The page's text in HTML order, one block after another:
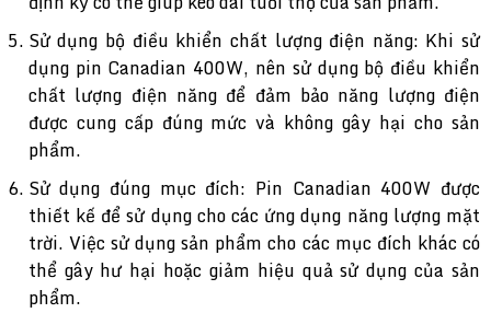
Sử dụng bộ điều khiển chất lượng điện năng: Khi sử
dụng pin Canadian 400W, nên sử dụng bộ điều khiển
chất lượng điện năng để đảm bảo năng lượng điện
được cung cấp đúng mức và không gây hại cho sản
phẩm.
Sử dụng đúng mục đích: Pin Canadian 400W được
thiết kế để sử dụng cho các ứng dụng năng lượng mặt
trời. Việc sử dụng sản phẩm cho các mục đích khác có
thể gây hư hại hoặc giảm hiệu quả sử dụng của sản
phẩm.